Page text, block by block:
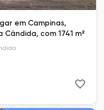
em Campinas,
com 1741 m²